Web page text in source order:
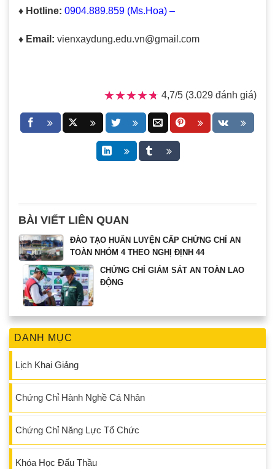
DANH MỤC
Lịch Khai Giảng
Chứng Chỉ Hành Nghề Cá Nhân
Chứng Chỉ Năng Lực Tổ Chức
Khóa Học Đấu Thầu
♦ Hotline: 0904.889.859 (Ms.Hoa) –
♦ Email: vienxaydung.edu.vn@gmail.com
★★★★★
★★★★★ 4,7/5 (3.029 đánh giá)
BÀI VIẾT LIÊN QUAN
ĐÀO TẠO HUẤN LUYỆN CẤP CHỨNG CHỈ AN
TOÀN NHÓM 4 THEO NGHỊ ĐỊNH 44
CHỨNG CHỈ GIÁM SÁT AN TOÀN LAO
ĐỘNG